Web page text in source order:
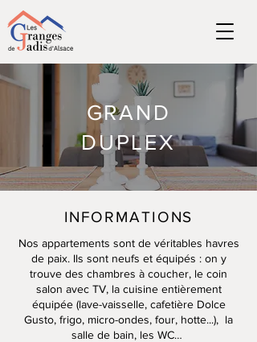
GRAND
DUPLEX
INFORMATIONS
Nos appartements sont de véritables havres
de paix. Ils sont neufs et équipés : on y
trouve des chambres à coucher, le coin
salon avec TV, la cuisine entièrement
équipée (lave-vaisselle, cafetière Dolce
Gusto, frigo, micro-ondes, four, hotte...), la
salle de bain, les WC…